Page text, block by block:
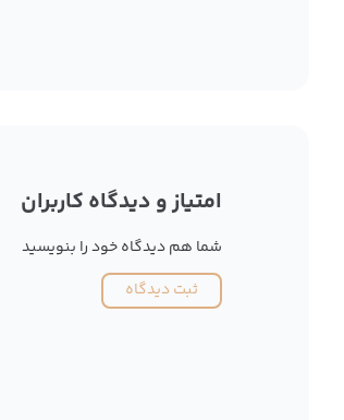
امتیاز و دیدگاه کاربران
شما هم دیدگاه خود را بنویسید
ثبت دیدگاه